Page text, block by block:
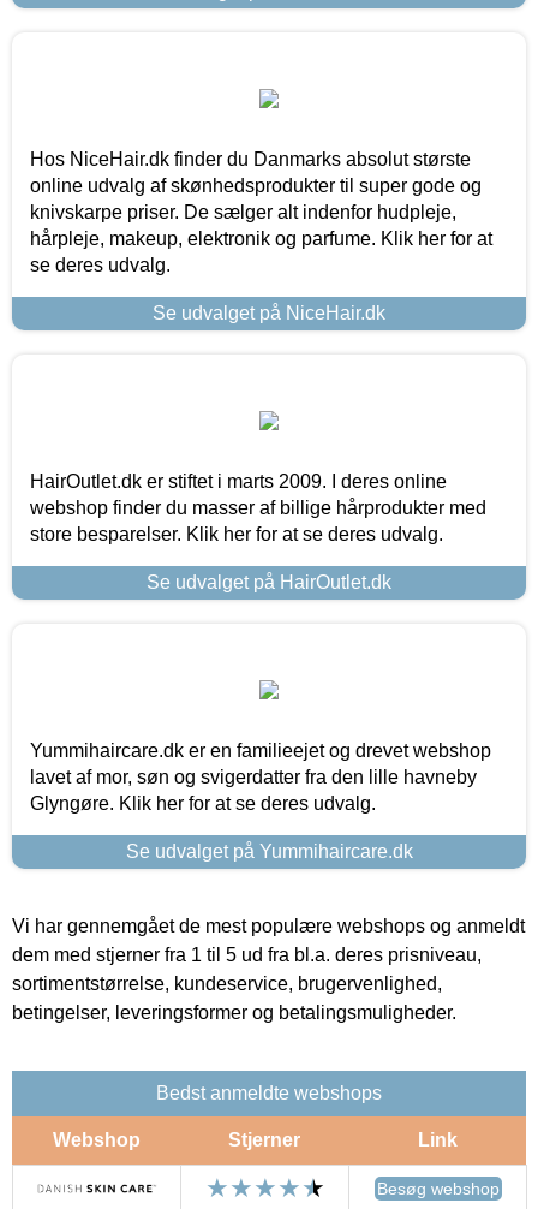
Hos NiceHair.dk finder du Danmarks absolut største
online udvalg af skønhedsprodukter til super gode og
knivskarpe priser. De sælger alt indenfor hudpleje,
hårpleje, makeup, elektronik og parfume. Klik her for at
se deres udvalg.
Se udvalget på NiceHair.dk
HairOutlet.dk er stiftet i marts 2009. I deres online
webshop finder du masser af billige hårprodukter med
store besparelser. Klik her for at se deres udvalg.
Se udvalget på HairOutlet.dk
Yummihaircare.dk er en familieejet og drevet webshop
lavet af mor, søn og svigerdatter fra den lille havneby
Glyngøre. Klik her for at se deres udvalg.
Se udvalget på Yummihaircare.dk
Vi har gennemgået de mest populære webshops og anmeldt
dem med stjerner fra 1 til 5 ud fra bl.a. deres prisniveau,
sortimentstørrelse, kundeservice, brugervenlighed,
betingelser, leveringsformer og betalingsmuligheder.
Bedst anmeldte webshops
Webshop Stjerner Link
Besøg webshop